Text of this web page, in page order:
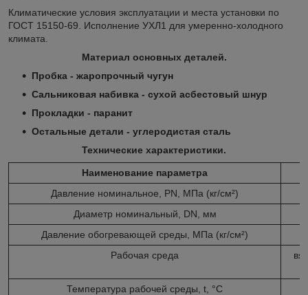
Климатические условия эксплуатации и места установки по
ГОСТ 15150-69. Исполнение УХЛ1 для умеренно-холодного
климата.
Материал основных деталей.
Пробка - жаропрочный чугун
Сальниковая набивка - сухой асбестовый шнур
Прокладки - паранит
Остальные детали - углеродистая сталь
Технические характеристики.
Наименование параметра
Давление номинальное, PN, МПа (кг/см²)
Диаметр номинальный, DN, мм
Давление обогревающей среды, МПа (кг/см²)
Рабочая среда
Температура рабочей среды, t, °С